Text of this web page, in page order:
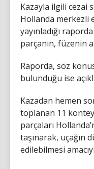
Kazayla ilgili cezai
Hollanda merkezli
yayınladığı
parçanın, füzenin
Raporda, söz
bulunduğu ise
Kazadan hemen
toplanan 11
parçaları
taşınarak, uçağın
edilebilmesi